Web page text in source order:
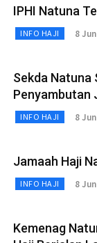
IPHI Natuna
INFO HAJI 8
Sekda Natuna
Penyambutan
INFO HAJI 8
Jamaah Haji
INFO HAJI 8
Kemenag